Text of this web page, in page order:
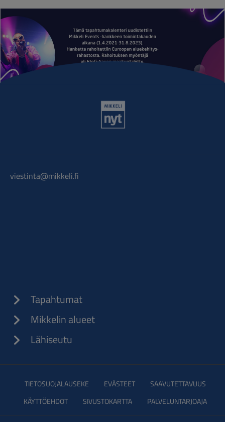
viestinta@mikkeli.fi
Tapahtumat
Mikkelin alueet
Lähiseutu
TIETOSUOJALAUSEKE EVÄSTEET
SAAVUTETTAVUUS
KÄYTTÖEHDOT
SIVUSTOKARTTA PALVELUNTARJOAJA